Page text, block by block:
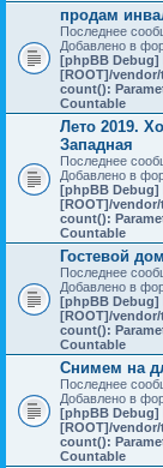
продам
Последнее
Добавлено в
[phpBB Debug]
[ROOT]/
count():
Countable
Лето 2019.
Западная
Последнее
Добавлено в
[phpBB Debug]
[ROOT]/
count():
Countable
Гостевой
Последнее
Добавлено в
[phpBB Debug]
[ROOT]/
count():
Countable
Снимем на
Последнее
Добавлено в
[phpBB Debug]
[ROOT]/
count():
Countable